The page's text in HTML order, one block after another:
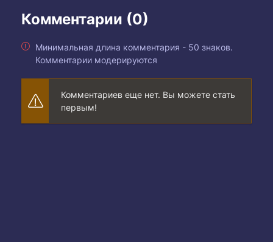
Комментарии (0)
Минимальная длина комментария - 50 знаков.
Комментарии модерируются
Комментариев еще нет. Вы можете стать
первым!